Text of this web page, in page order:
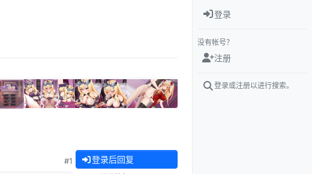
#1 登录后回复
登录
没有帐号？
注册
登录或注册以进行搜索。